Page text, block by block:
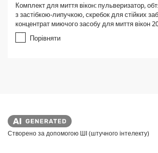
0
з
5
і
Комплект для миття вікон: пульверизатор,
з застібкою-липучкою, скребок для стійких
концентрат миючого засобу для миття вікон
Порівняти
Створено за допомогою ШІ (штучного інтелекту)